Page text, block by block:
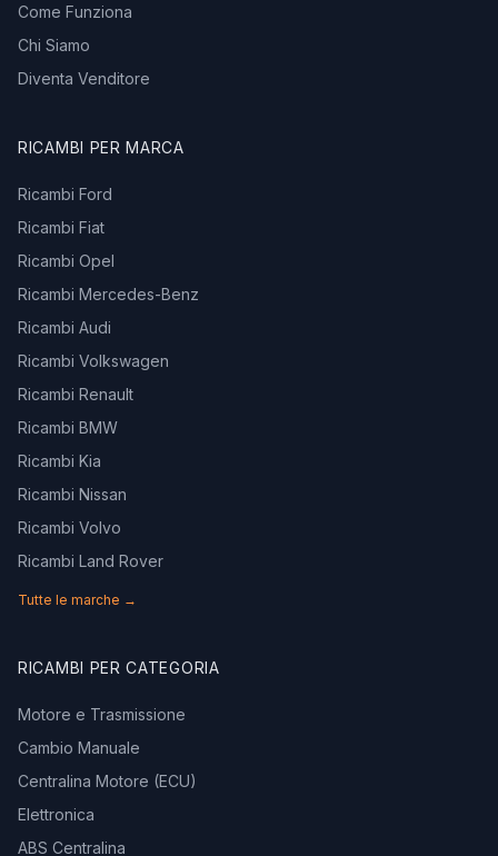
Come Funziona
Chi Siamo
Diventa Venditore
RICAMBI PER MARCA
Ricambi Ford
Ricambi Fiat
Ricambi Opel
Ricambi Mercedes-Benz
Ricambi Audi
Ricambi Volkswagen
Ricambi Renault
Ricambi BMW
Ricambi Kia
Ricambi Nissan
Ricambi Volvo
Ricambi Land Rover
Tutte le marche →
RICAMBI PER CATEGORIA
Motore e Trasmissione
Cambio Manuale
Centralina Motore (ECU)
Elettronica
ABS Centralina